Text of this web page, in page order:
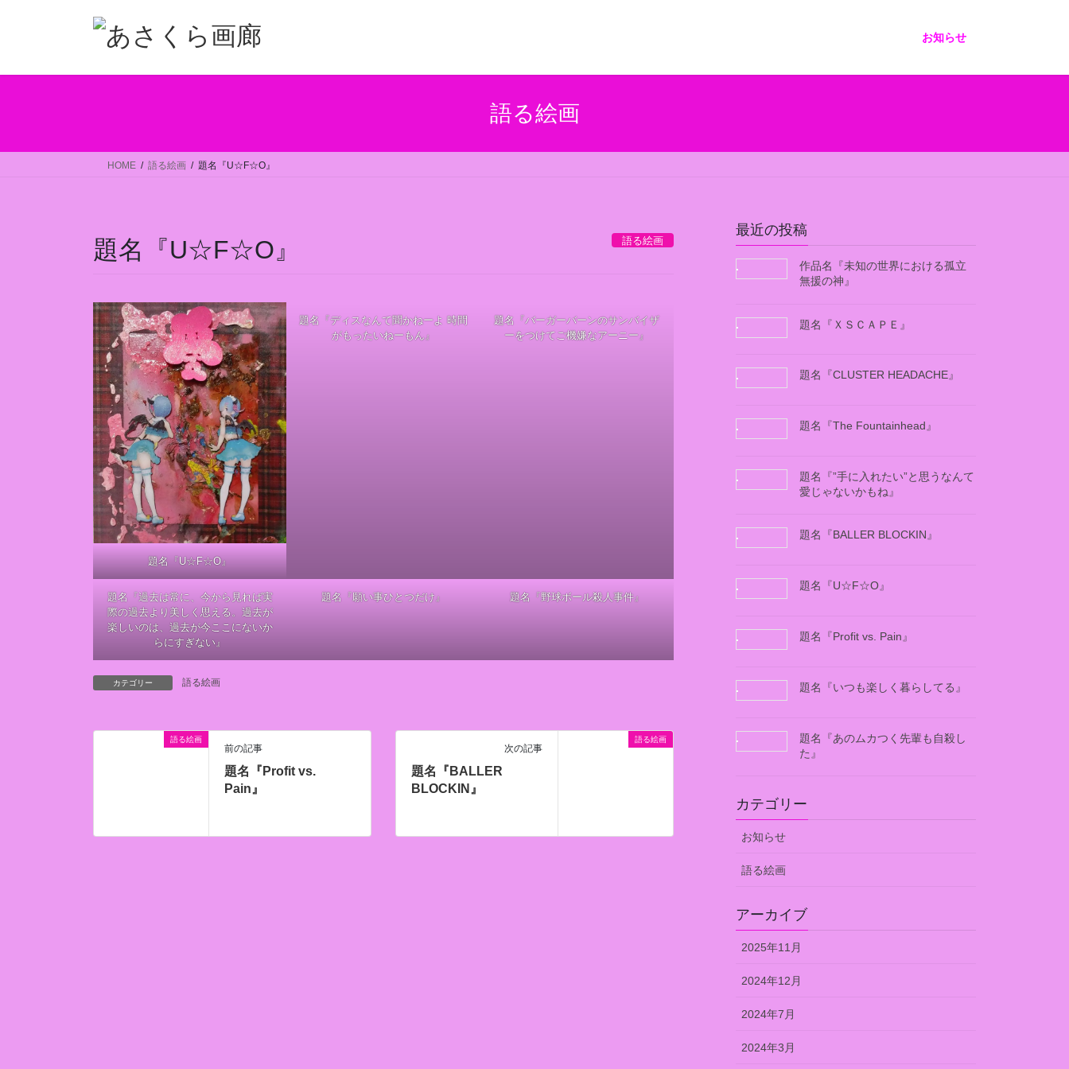
お知らせ
語る絵画
HOME 語る絵画 題名『U☆F☆O』
語る絵画
題名『U☆F☆O』
題名『U☆F☆O』
題名『ディスなんて聞かねーよ 時間
がもったいねーもん』
題名『バーガーバーンのサンバイザ
ーをつけてご機嫌なアーニー』
題名『過去は常に、今から見れば実
際の過去より美しく思える。過去が
楽しいのは、過去が今ここにないか
らにすぎない』
題名『願い事ひとつだけ』 題名『野球ボール殺人事件』
カテゴリー 語る絵画
語る絵画
前の記事
題名『Profit vs.
Pain』
語る絵画
次の記事
題名『BALLER
BLOCKIN』
最近の投稿
作品名『未知の世界における孤立
無援の神』
題名『ＸＳＣＡＰＥ』
題名『CLUSTER HEADACHE』
題名『The Fountainhead』
題名『”手に入れたい”と思うなんて
愛じゃないかもね』
題名『BALLER BLOCKIN』
題名『U☆F☆O』
題名『Profit vs. Pain』
題名『いつも楽しく暮らしてる』
題名『あのムカつく先輩も自殺し
た』
カテゴリー
お知らせ
語る絵画
アーカイブ
2025年11月
2024年12月
2024年7月
2024年3月